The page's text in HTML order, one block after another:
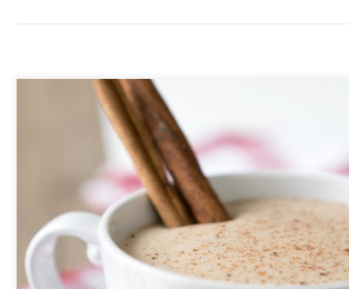
Składniki: • 5 szklanek ajerkoniaku z
konopnego proszku proteinowego o smaku
łyżka cynamonu • 1 łyżeczka gałki
łyżeczka wanilii 1. Połącz wszystkie
wymieszaj. 3. Podziel się z przyjaciółmi!
ciepło lub zimno – dodaj lód.